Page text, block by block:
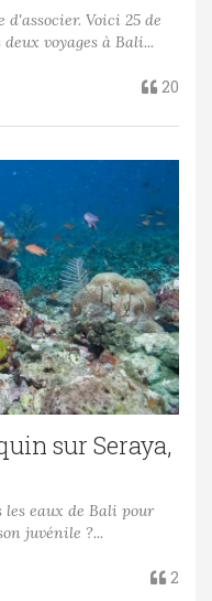
d'associer. Voici 25 de
voyages à Bali...
20
sur Seraya,
les eaux de Bali pour
juvénile ?...
2